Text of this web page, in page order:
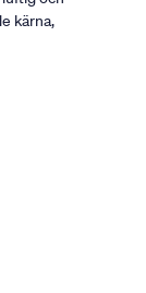
kärna,